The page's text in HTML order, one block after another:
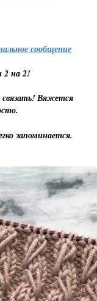
сообщение
2 на 2!
связать! Вяжется
запоминается.